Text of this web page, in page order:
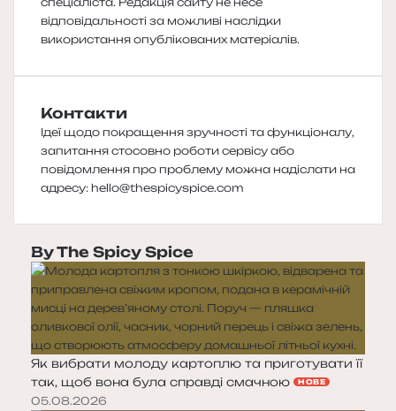
відповідальності за можливі наслідки
використання опублікованих матеріалів.
Контакти
Ідеї щодо покращення зручності та функціоналу,
запитання стосовно роботи сервісу або
повідомлення про проблему можна надіслати на
адресу: hello@thespicyspice.com
By The Spicy Spice
Як вибрати молоду картоплю та приготувати її
так, щоб вона була справді смачною
НОВЕ
05.08.2026